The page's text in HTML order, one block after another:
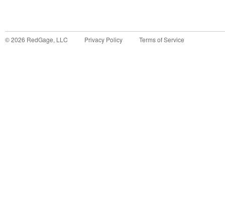
©2026 RedGage, LLC Privacy Policy Terms of Service